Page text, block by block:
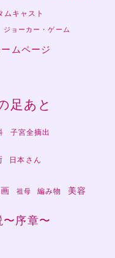
ムキャスト
ジョーカー・ゲーム
ムページ
足あと
子宮全摘出
日本さん
祖母 編み物 美容
〜序章〜